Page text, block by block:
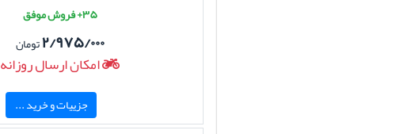
۳۵+ فروش موفق
۲/۹۷۵/۰۰۰تومان
امکان ارسال روزانه
جزییات و خرید ...